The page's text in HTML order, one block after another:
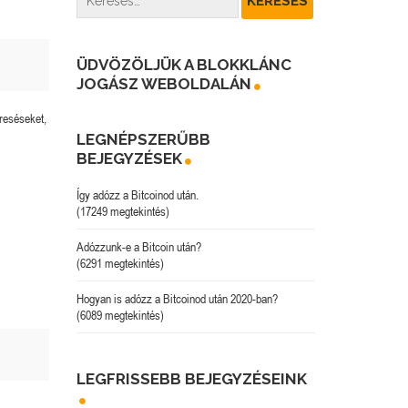
ÜDVÖZÖLJÜK A BLOKKLÁNC
JOGÁSZ WEBOLDALÁN
LEGNÉPSZERŰBB
BEJEGYZÉSEK
Így adózz a Bitcoinod után.
(17249 megtekintés)
Adózzunk-e a Bitcoin után?
(6291 megtekintés)
Hogyan is adózz a Bitcoinod után 2020-ban?
(6089 megtekintés)
LEGFRISSEBB BEJEGYZÉSEINK